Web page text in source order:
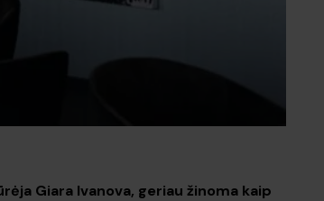
Giara Ivanova, geriau žinoma kaip